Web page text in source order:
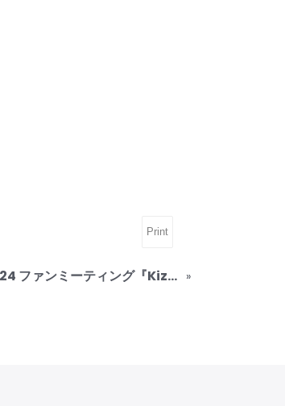
Print
ハン・スンヨン2024 ファンミーティング『Kizuna』-第2章 「WE ME WE」
»